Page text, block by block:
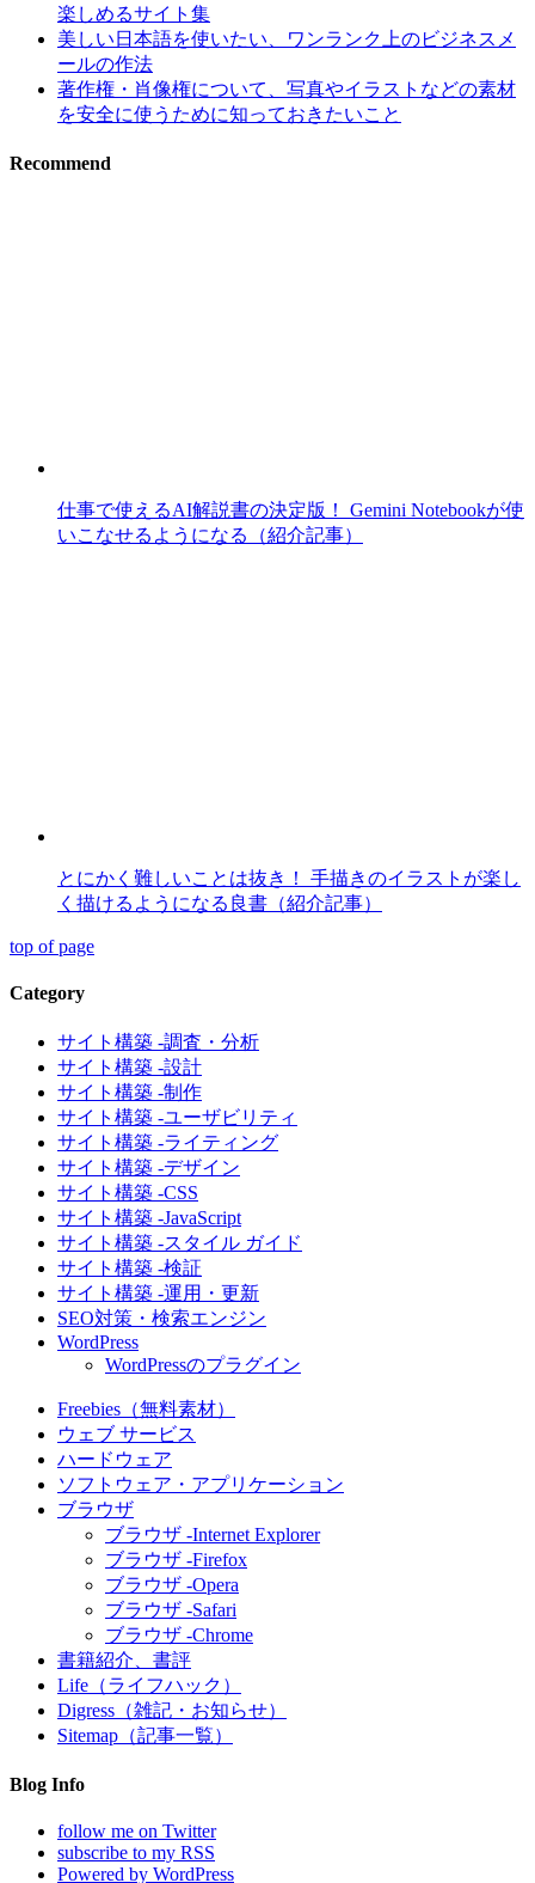
楽しめるサイト集
美しい日本語を使いたい、ワンランク上のビジネスメ
ールの作法
著作権・肖像権について、写真やイラストなどの素材
を安全に使うために知っておきたいこと
Recommend
仕事で使えるAI解説書の決定版！ Gemini Notebookが使
いこなせるようになる（紹介記事）
とにかく難しいことは抜き！ 手描きのイラストが楽し
く描けるようになる良書（紹介記事）
top of page
Category
サイト構築 -調査・分析
サイト構築 -設計
サイト構築 -制作
サイト構築 -ユーザビリティ
サイト構築 -ライティング
サイト構築 -デザイン
サイト構築 -CSS
サイト構築 -JavaScript
サイト構築 -スタイル ガイド
サイト構築 -検証
サイト構築 -運用・更新
SEO対策・検索エンジン
WordPress
WordPressのプラグイン
Freebies（無料素材）
ウェブ サービス
ハードウェア
ソフトウェア・アプリケーション
ブラウザ
ブラウザ -Internet Explorer
ブラウザ -Firefox
ブラウザ -Opera
ブラウザ -Safari
ブラウザ -Chrome
書籍紹介、書評
Life（ライフハック）
Digress（雑記・お知らせ）
Sitemap（記事一覧）
Blog Info
follow me on Twitter
subscribe to my RSS
Powered by WordPress